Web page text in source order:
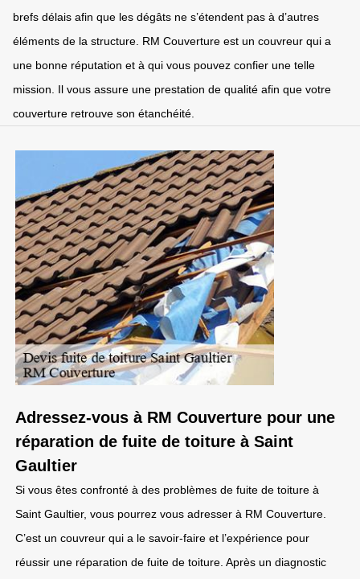
brefs délais afin que les dégâts ne s’étendent pas à d’autres
éléments de la structure. RM Couverture est un couvreur qui a
une bonne réputation et à qui vous pouvez confier une telle
mission. Il vous assure une prestation de qualité afin que votre
couverture retrouve son étanchéité.
Adressez-vous à RM Couverture pour une
réparation de fuite de toiture à Saint
Gaultier
Si vous êtes confronté à des problèmes de fuite de toiture à
Saint Gaultier, vous pourrez vous adresser à RM Couverture.
C’est un couvreur qui a le savoir-faire et l’expérience pour
réussir une réparation de fuite de toiture. Après un diagnostic